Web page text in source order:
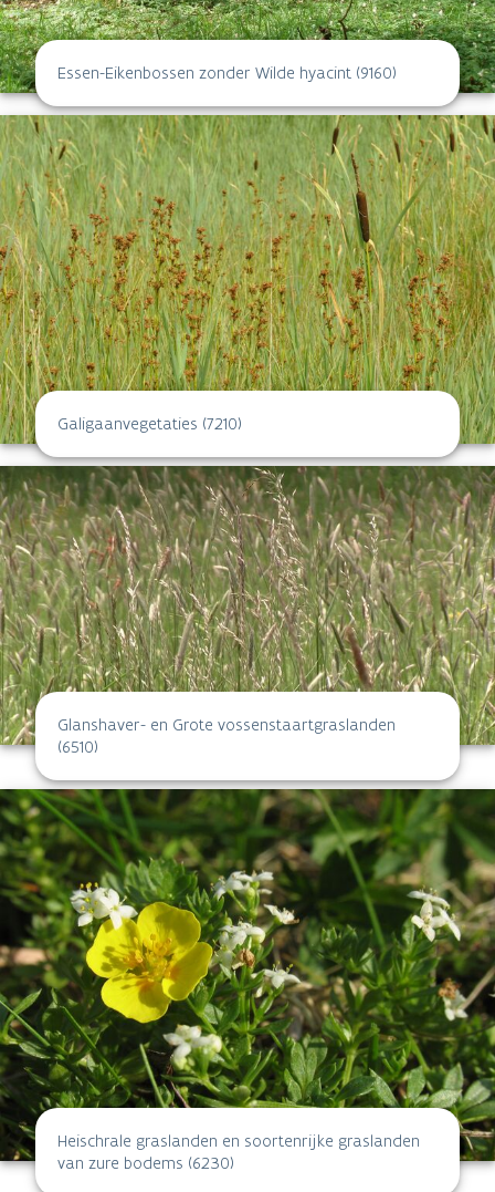
Essen-Eikenbossen zonder Wilde hyacint (9160)
Galigaanvegetaties (7210)
Glanshaver- en Grote vossenstaartgraslanden
(6510)
Heischrale graslanden en soortenrijke graslanden
van zure bodems (6230)